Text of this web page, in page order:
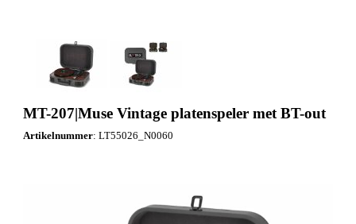
Kerstpakketten
TOP 50
MT-207|Muse Vintage platenspeler met BT-out
Artikelnummer: LT55026_N0060